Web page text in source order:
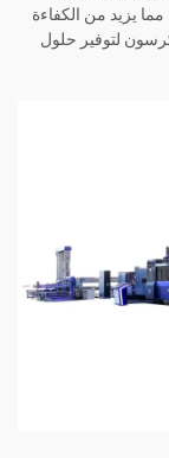
يزيد من الكفاءة
لتوفير حلول